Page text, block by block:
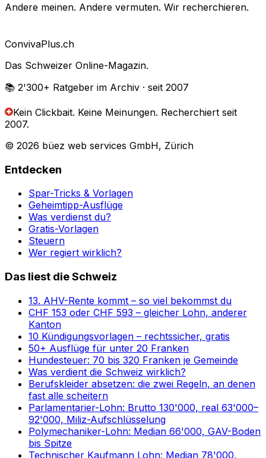
Andere meinen. Andere vermuten. Wir recherchieren.
ConvivaPlus.ch
Das Schweizer Online-Magazin.
📚 2'300+ Ratgeber im Archiv · seit 2007
Kein Clickbait. Keine Meinungen. Recherchiert seit
2007.
© 2026 büez web services GmbH, Zürich
Entdecken
Spar-Tricks & Vorlagen
Geheimtipp-Ausflüge
Was verdienst du?
Gratis-Vorlagen
Steuern
Wer regiert wirklich?
Das liest die Schweiz
13. AHV-Rente kommt – so viel bekommst du
CHF 153 oder CHF 593 – gleicher Lohn, anderer
Kanton
10 Kündigungsvorlagen – rechtssicher, gratis
50+ Ausflüge für unter 20 Franken
Hundesteuer: 70 bis 320 Franken je Gemeinde
Was verdient die Schweiz wirklich?
Berufskleider absetzen: die zwei Regeln, an denen
fast alle scheitern
Parlamentarier-Lohn: Brutto 130'000, real 63'000–
92'000, Miliz-Aufschlüsselung
Polymechaniker-Lohn: Median 66'000, GAV-Boden
bis Spitze
Technischer Kaufmann Lohn: Median 78'000,